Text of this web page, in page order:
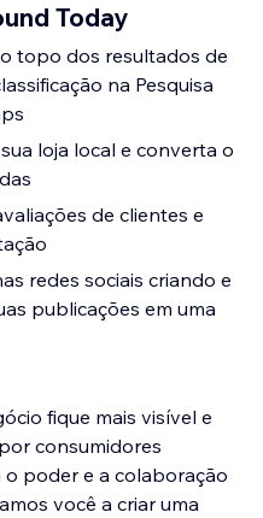
Today
topo dos resultados de
na Pesquisa
loja local e converta o
de clientes e
redes sociais criando e
publicações em uma
fique mais visível e
consumidores
poder e a colaboração
você a criar uma